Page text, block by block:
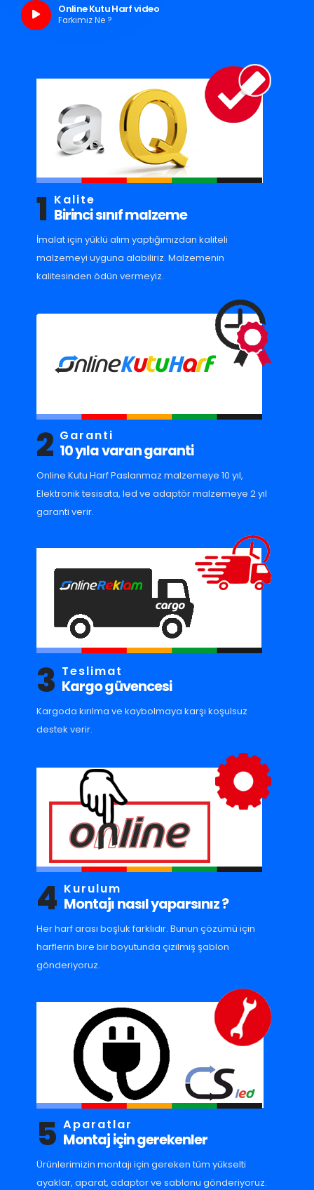
Online Kutu Harf video
Farkımız Ne ?
1 Kalite
Birinci sınıf malzeme
İmalat için yüklü alım yaptığımızdan kaliteli
malzemeyi uyguna alabiliriz. Malzemenin
kalitesinden ödün vermeyiz.
2 Garanti
10 yıla varan garanti
Online Kutu Harf Paslanmaz malzemeye 10 yıl,
Elektronik tesisata, led ve adaptör malzemeye 2 yıl
garanti verir.
3 Teslimat
Kargo güvencesi
Kargoda kırılma ve kaybolmaya karşı koşulsuz
destek verir.
4 Kurulum
Montajı nasıl yaparsınız ?
Her harf arası boşluk farklıdır. Bunun çözümü için
harflerin bire bir boyutunda çizilmiş şablon
gönderiyoruz.
5 Aparatlar
Montaj için gerekenler
Ürünlerimizin montajı için gereken tüm yükselti
ayaklar, aparat, adaptor ve sablonu gönderiyoruz.